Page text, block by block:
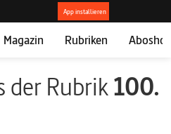
Magazin Rubriken
der Rubrik100.